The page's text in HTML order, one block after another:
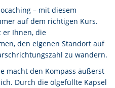
– mit diesem
auf dem richtigen Kurs.
er Ihnen, die
den eigenen Standort auf
zu wandern.
macht den Kompass äußerst
Durch die ölgefüllte Kapsel